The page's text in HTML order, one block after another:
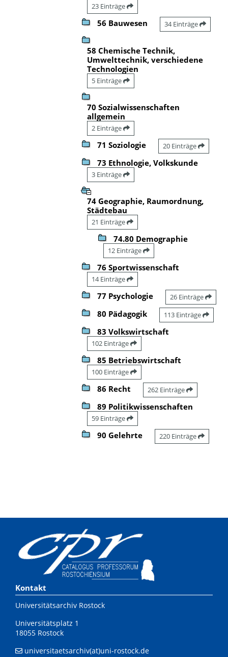
23 Einträge
56 Bauwesen 34 Einträge
58 Chemische Technik,
Umwelttechnik, verschiedene
Technologien
5 Einträge
70 Sozialwissenschaften
allgemein
2 Einträge
71 Soziologie 20 Einträge
73 Ethnologie, Volkskunde
3 Einträge
74 Geographie, Raumordnung,
Städtebau
21 Einträge
74.80 Demographie
12 Einträge
76 Sportwissenschaft
14 Einträge
77 Psychologie 26 Einträge
80 Pädagogik 113 Einträge
83 Volkswirtschaft
102 Einträge
85 Betriebswirtschaft
100 Einträge
86 Recht 262 Einträge
89 Politikwissenschaften
59 Einträge
90 Gelehrte 220 Einträge
Kontakt
Universitätsarchiv Rostock
Universitätsplatz 1
18055 Rostock
universitaetsarchiv(at)uni-rostock.de